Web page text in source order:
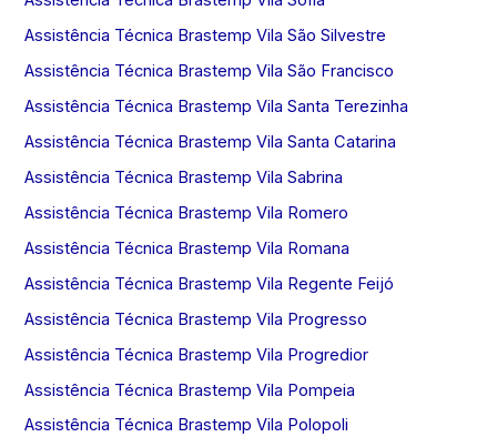
Assistência Técnica Brastemp Vila São Silvestre
Assistência Técnica Brastemp Vila São Francisco
Assistência Técnica Brastemp Vila Santa Terezinha
Assistência Técnica Brastemp Vila Santa Catarina
Assistência Técnica Brastemp Vila Sabrina
Assistência Técnica Brastemp Vila Romero
Assistência Técnica Brastemp Vila Romana
Assistência Técnica Brastemp Vila Regente Feijó
Assistência Técnica Brastemp Vila Progresso
Assistência Técnica Brastemp Vila Progredior
Assistência Técnica Brastemp Vila Pompeia
Assistência Técnica Brastemp Vila Polopoli